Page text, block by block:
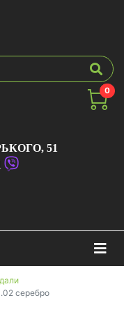
0
51
серебро